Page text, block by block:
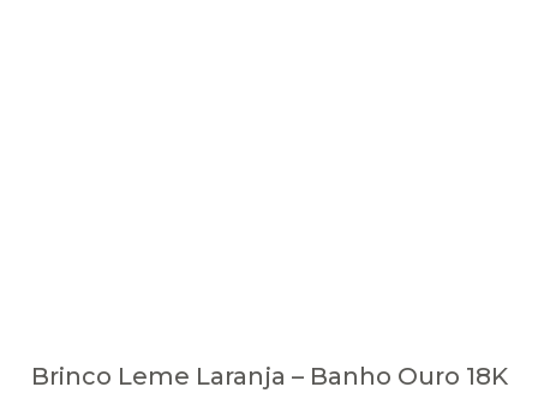
Brinco Leme Laranja – Banho Ouro 18K